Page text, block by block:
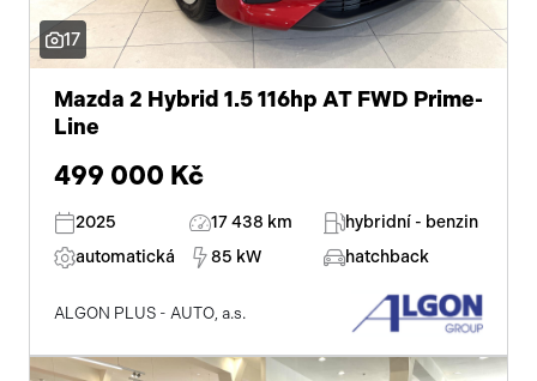
parkovací senzory zadní
posilovač řízení
stabilizace podvozku (ESP)
protiprokluzový systém kol (ASR)
asistent jízdy v jízdním pruhu
ABS
tempomat
venkovní teploměr
17
Mazda 2 Hybrid 1.5 116hp AT FWD Prime-
Line
499 000 Kč
2025 17 438 km
hybridní - benzin
automatická
85 kW hatchback
ALGON PLUS - AUTO, a.s.